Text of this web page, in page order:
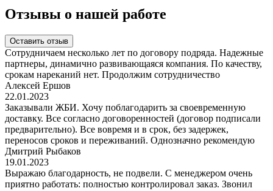
Отзывы о нашей работе
Оставить отзыв
Сотрудничаем несколько лет по договору подряда. Надежные
партнеры, динамично развивающаяся компания. По качеству,
срокам нареканий нет. Продолжим сотрудничество
Алексей Ершов
22.01.2023
Заказывали ЖБИ. Хочу поблагодарить за своевременную
доставку. Все согласно договоренностей (договор подписали
предварительно). Все вовремя и в срок, без задержек,
переносов сроков и переживаний. Однозначно рекомендую
Дмитрий Рыбаков
19.01.2023
Выражаю благодарность, не подвели. С менеджером очень
приятно работать: полностью контролировал заказ. Звонил